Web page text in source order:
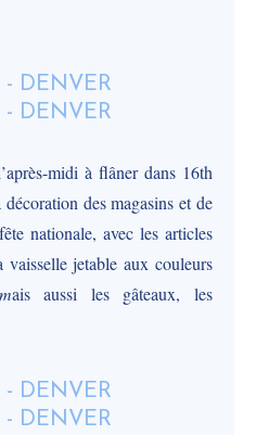
midi à flâner dans 16th
des magasins et de
nationale, avec les articles
jetable aux couleurs
ais aussi les gâteaux, les